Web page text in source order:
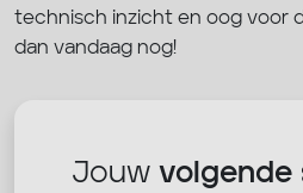
technisch inzicht en oog voor
dan vandaag nog!
Jouw volgende